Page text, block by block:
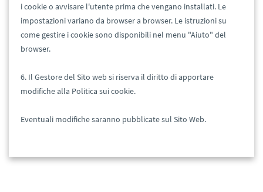
i cookie o avvisare l'utente prima che vengano installati. Le
impostazioni variano da browser a browser. Le istruzioni su
come gestire i cookie sono disponibili nel menu "Aiuto" del
browser.
6. Il Gestore del Sito web si riserva il diritto di apportare
modifiche alla Politica sui cookie.
Eventuali modifiche saranno pubblicate sul Sito Web.